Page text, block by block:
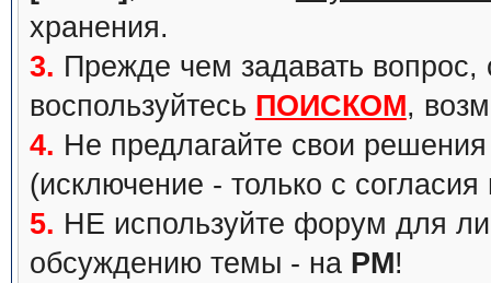
хранения.
3. Прежде чем задавать вопрос,
воспользуйтесь ПОИСКОМ,
4. Не предлагайте свои
(исключение - только с
5. НЕ используйте форум для
обсуждению темы - на PM!